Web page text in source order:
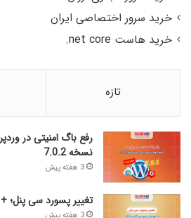
خرید سرور اختصاصی ایران
خرید هاست net core.
تازه
رفع باگ امنیتی در
نسخه 7.0.2
3 هفته پیش
تغییر پسورد سی پنل؛
3 هفته پیش